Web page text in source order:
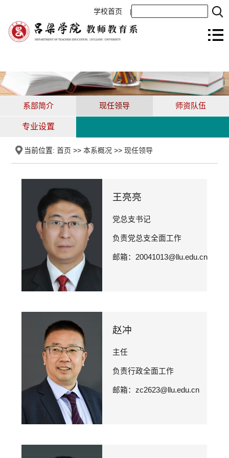
学校首页
系部简介 现任领导 师资队伍
专业设置
当前位置:首页 >>本系概况 >>现任领导
王亮亮
党总支书记
负责党总支全面工作
邮箱：20041013@llu.edu.cn
赵冲
主任
负责行政全面工作
邮箱：zc2623@llu.edu.cn